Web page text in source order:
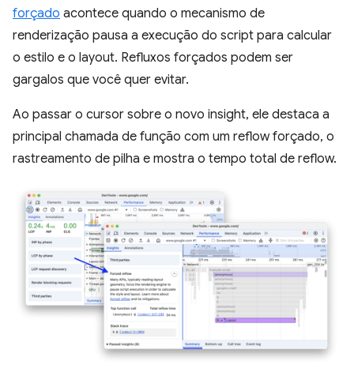
forçado acontece quando o mecanismo de
renderização pausa a execução do script para calcular
o estilo e o layout. Refluxos forçados podem ser
gargalos que você quer evitar.
Ao passar o cursor sobre o novo insight, ele destaca a
principal chamada de função com um reflow forçado, o
rastreamento de pilha e mostra o tempo total de reflow.